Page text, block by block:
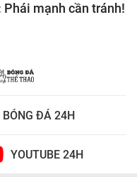
mạnh cần tránh!
BÓNG ĐÁ 24H
YOUTUBE 24H